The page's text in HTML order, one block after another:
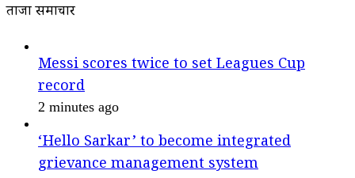
ताजा समाचार
Messi scores twice to set Leagues Cup
record
2 minutes ago
‘Hello Sarkar’ to become integrated
grievance management system